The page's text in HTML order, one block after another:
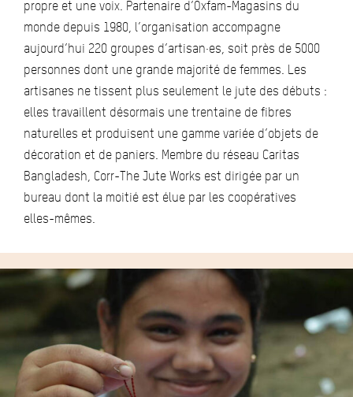
propre et une voix. Partenaire d’Oxfam-Magasins du
monde depuis 1980, l’organisation accompagne
aujourd’hui 220 groupes d’artisan·es, soit près de 5000
personnes dont une grande majorité de femmes. Les
artisanes ne tissent plus seulement le jute des débuts :
elles travaillent désormais une trentaine de fibres
naturelles et produisent une gamme variée d’objets de
décoration et de paniers. Membre du réseau Caritas
Bangladesh, Corr-The Jute Works est dirigée par un
bureau dont la moitié est élue par les coopératives
elles-mêmes.